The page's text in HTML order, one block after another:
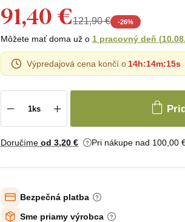
91,40 €121,90 € -26%
Môžete mať doma už o 1 pracovný deň (
Výpredajová cena končí o 14h:14m:13s
Doručíme od 3,20 € Pri nákupe nad 100,00
Bezpečná platba
Sme priamy výrobca